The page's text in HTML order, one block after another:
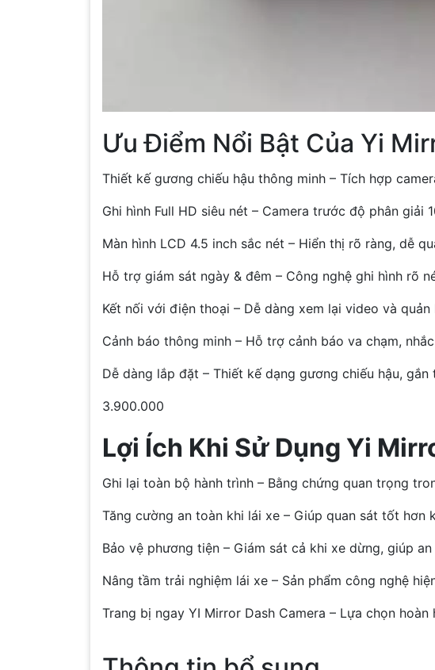
Ưu Điểm Nổi Bật Của Yi
Thiết kế gương chiếu hậu thông minh – Tích hợp
Ghi hình Full HD siêu nét – Camera trước độ phân giải
Màn hình LCD 4.5 inch sắc nét – Hiển thị rõ ràng, dễ
Hỗ trợ giám sát ngày & đêm – Công nghệ ghi hình rõ
Kết nối với điện thoại – Dễ dàng xem lại video và
Cảnh báo thông minh – Hỗ trợ cảnh báo va chạm,
Dễ dàng lắp đặt – Thiết kế dạng gương chiếu hậu,
3.900.000
Lợi Ích Khi Sử Dụng Yi
Ghi lại toàn bộ hành trình – Bằng chứng quan trọng
Tăng cường an toàn khi lái xe – Giúp quan sát tốt hơn
Bảo vệ phương tiện – Giám sát cả khi xe dừng, giúp
Nâng tầm trải nghiệm lái xe – Sản phẩm công nghệ
Trang bị ngay YI Mirror Dash Camera – Lựa chọn